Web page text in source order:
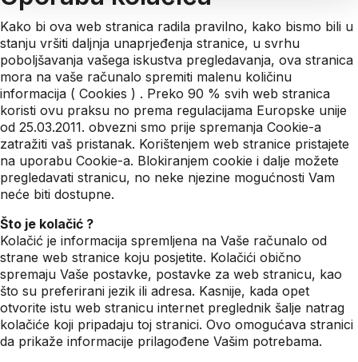
Kako bi ova web stranica radila pravilno, kako bismo bili u
stanju vršiti daljnja unaprjeđenja stranice, u svrhu
poboljšavanja vašega iskustva pregledavanja, ova stranica
mora na vaše računalo spremiti malenu količinu
informacija ( Cookies ) . Preko 90 % svih web stranica
koristi ovu praksu no prema regulacijama Europske unije
od 25.03.2011. obvezni smo prije spremanja Cookie-a
zatražiti vaš pristanak. Korištenjem web stranice pristajete
na uporabu Cookie-a. Blokiranjem cookie i dalje možete
pregledavati stranicu, no neke njezine mogućnosti Vam
neće biti dostupne.
Što je kolačić ?
Kolačić je informacija spremljena na Vaše računalo od
strane web stranice koju posjetite. Kolačići obično
spremaju Vaše postavke, postavke za web stranicu, kao
što su preferirani jezik ili adresa. Kasnije, kada opet
otvorite istu web stranicu internet preglednik šalje natrag
kolačiće koji pripadaju toj stranici. Ovo omogućava stranici
da prikaže informacije prilagođene Vašim potrebama.